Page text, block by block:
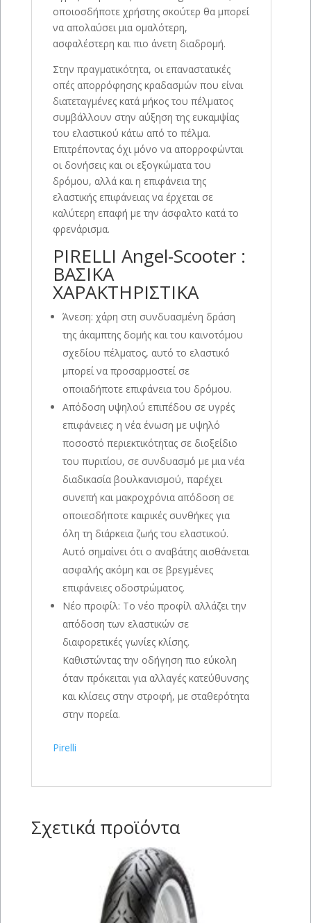
οποιοσδήποτε χρήστης σκούτερ θα μπορεί
να απολαύσει μια ομαλότερη,
ασφαλέστερη και πιο άνετη διαδρομή.
Στην πραγματικότητα, οι επαναστατικές
οπές απορρόφησης κραδασμών που είναι
διατεταγμένες κατά μήκος του πέλματος
συμβάλλουν στην αύξηση της ευκαμψίας
του ελαστικού κάτω από το πέλμα.
Επιτρέποντας όχι μόνο να απορροφώνται
οι δονήσεις και οι εξογκώματα του
δρόμου, αλλά και η επιφάνεια της
ελαστικής επιφάνειας να έρχεται σε
καλύτερη επαφή με την άσφαλτο κατά το
φρενάρισμα.
PIRELLI Angel-Scooter :
ΒΑΣΙΚΑ
ΧΑΡΑΚΤΗΡΙΣΤΙΚΑ
Άνεση: χάρη στη συνδυασμένη δράση
της άκαμπτης δομής και του καινοτόμου
σχεδίου πέλματος, αυτό το ελαστικό
μπορεί να προσαρμοστεί σε
οποιαδήποτε επιφάνεια του δρόμου.
Απόδοση υψηλού επιπέδου σε υγρές
επιφάνειες: η νέα ένωση με υψηλό
ποσοστό περιεκτικότητας σε διοξείδιο
του πυριτίου, σε συνδυασμό με μια νέα
διαδικασία βουλκανισμού, παρέχει
συνεπή και μακροχρόνια απόδοση σε
οποιεσδήποτε καιρικές συνθήκες για
όλη τη διάρκεια ζωής του ελαστικού.
Αυτό σημαίνει ότι ο αναβάτης αισθάνεται
ασφαλής ακόμη και σε βρεγμένες
επιφάνειες οδοστρώματος.
Νέο προφίλ: Το νέο προφίλ αλλάζει την
απόδοση των ελαστικών σε
διαφορετικές γωνίες κλίσης.
Καθιστώντας την οδήγηση πιο εύκολη
όταν πρόκειται για αλλαγές κατεύθυνσης
και κλίσεις στην στροφή, με σταθερότητα
στην πορεία.
Pirelli
Σχετικά προϊόντα